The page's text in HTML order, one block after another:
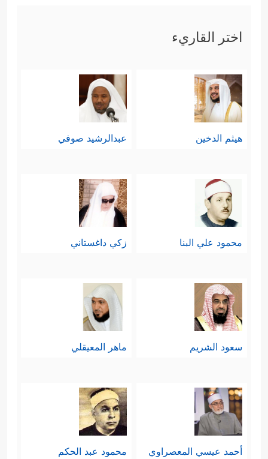
اختر القاريء
هيثم الدخين عبدالرشيد صوفي
محمود علي البنا زكي داغستاني
سعود الشريم ماهر المعيقلي
أحمد عيسي المعصراوي محمود عبد الحكم